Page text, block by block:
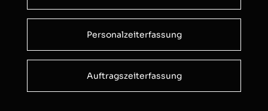
Personalzeiterfassung
Auftragszeiterfassung